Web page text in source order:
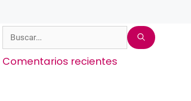
Comentarios recientes